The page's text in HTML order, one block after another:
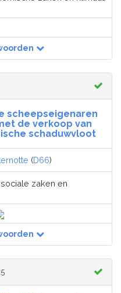
scheepseigenaren
de verkoop van
schaduwvloot
(D66)
zaken en